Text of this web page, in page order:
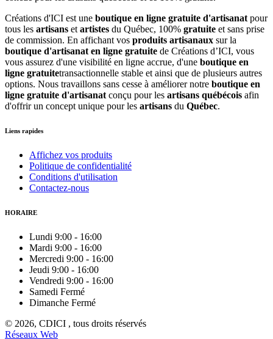
Créations d'ICI est une boutique en ligne gratuite d'artisanat pour
tous les artisans et artistes du Québec, 100% gratuite et sans prise
de commission. En affichant vos produits artisanaux sur la
boutique d'artisanat en ligne gratuite de Créations d’ICI, vous
vous assurez d'une visibilité en ligne accrue, d'une boutique en
ligne gratuitetransactionnelle stable et ainsi que de plusieurs autres
options. Nous travaillons sans cesse à améliorer notre boutique en
ligne gratuite d'artisanat conçu pour les artisans québécois afin
d'offrir un concept unique pour les artisans du Québec.
Liens rapides
Affichez vos produits
Politique de confidentialité
Conditions d'utilisation
Contactez-nous
HORAIRE
Lundi 9:00 - 16:00
Mardi 9:00 - 16:00
Mercredi 9:00 - 16:00
Jeudi 9:00 - 16:00
Vendredi 9:00 - 16:00
Samedi Fermé
Dimanche Fermé
© 2026, CDICI , tous droits réservés
Réseaux Web